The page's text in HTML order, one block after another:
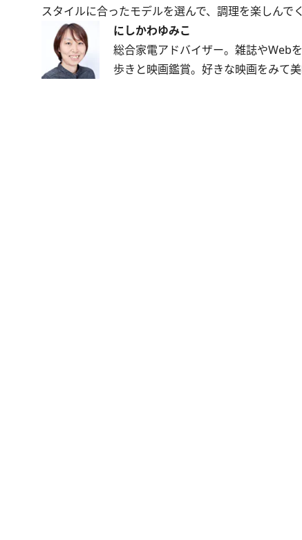
スタイルに合ったモデルを選んで、調理を楽しんで
にしかわゆみこ
総合家電アドバイザー。雑誌やWeb
歩きと映画鑑賞。好きな映画をみて